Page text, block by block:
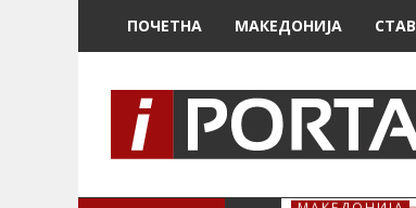
ПОЧЕТНА МАКЕДОНИЈА СТАВ